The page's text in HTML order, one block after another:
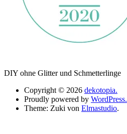
DIY ohne Glitter und Schmetterlinge
Copyright © 2026 dekotopia.
Proudly powered by WordPress.
Theme: Zuki von Elmastudio.